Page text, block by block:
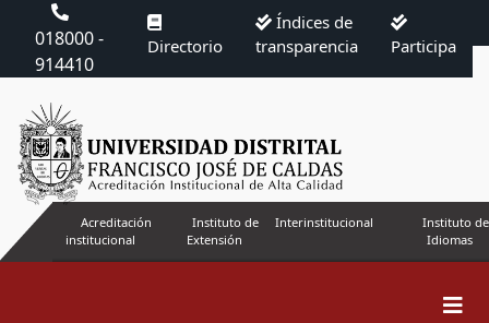
018000 -
914410
Directorio
Índices de
transparencia
Participa
Acreditación
institucional
Instituto de
Extensión
Interinstitucional
Instituto de
Idiomas